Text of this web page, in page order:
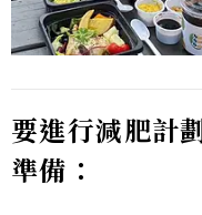
要進行減肥計
準備：